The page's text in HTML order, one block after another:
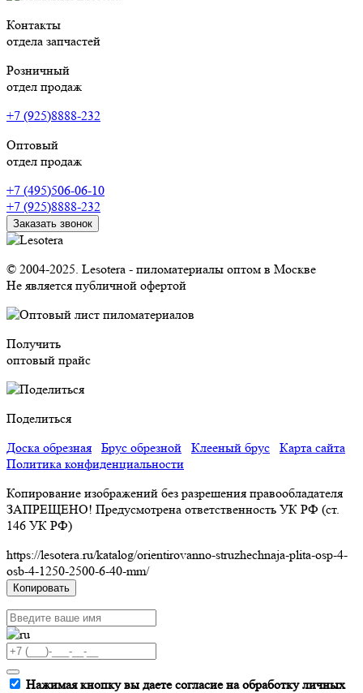
Контакты
отдела запчастей
Розничный
отдел продаж
+7 (925)8888-232
Оптовый
отдел продаж
+7 (495)506-06-10
+7 (925)8888-232
Заказать звонок
© 2004-2025. Lesotera - пиломатериалы оптом в Москве
Не является публичной офертой
Получить
оптовый прайс
Поделиться
Доска обрезная
Брус обрезной Клееный брус
Карта сайта
Политика конфиденциальности
Копирование изображений без разрешения правообладателя
ЗАПРЕЩЕНО! Предусмотрена ответственность УК РФ (ст.
146 УК РФ)
https://lesotera.ru/katalog/orientirovanno-struzhechnaja-plita-osp-4-
osb-4-1250-2500-6-40-mm/
Копировать
Нажимая кнопку вы даете согласие на обработку личных